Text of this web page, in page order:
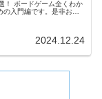
！ ボードゲーム全くわか
入門編です。是非お子
2024.12.24